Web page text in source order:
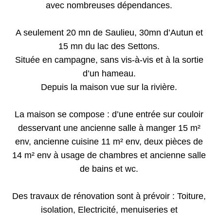
avec nombreuses dépendances.
A seulement 20 mn de Saulieu, 30mn d’Autun et
15 mn du lac des Settons.
Située en campagne, sans vis-à-vis et à la sortie
d’un hameau.
Depuis la maison vue sur la rivière.
La maison se compose : d’une entrée sur couloir
desservant une ancienne salle à manger 15 m²
env, ancienne cuisine 11 m² env, deux pièces de
14 m² env à usage de chambres et ancienne salle
de bains et wc.
Des travaux de rénovation sont à prévoir : Toiture,
isolation, Electricité, menuiseries et